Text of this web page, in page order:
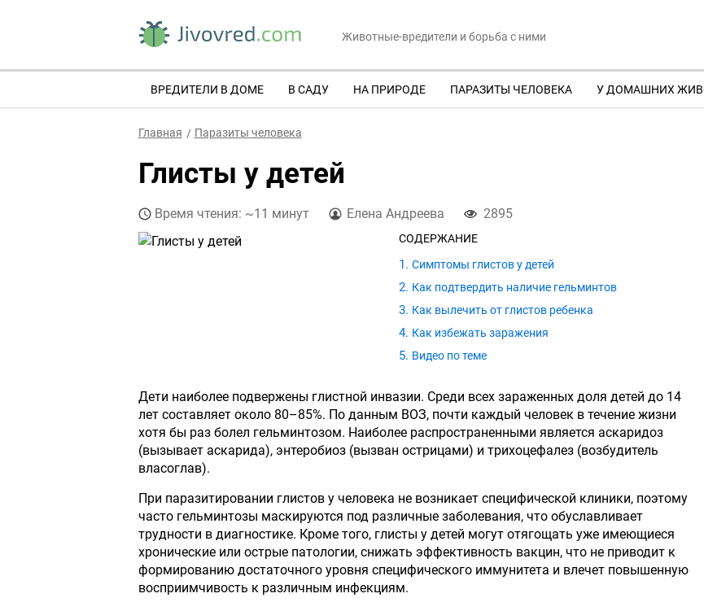
Животные-вредители и борьба с ними
ВРЕДИТЕЛИ В ДОМЕ В САДУ НА ПРИРОДЕ ПАРАЗИТЫ ЧЕЛОВЕКА У ДОМАШНИХ
Главная Паразиты человека
Глисты у детей
Время чтения: ~11 минут Елена Андреева 2895
СОДЕРЖАНИЕ
Симптомы глистов у детей
Как подтвердить наличие гельминтов
Как вылечить от глистов ребенка
Как избежать заражения
Видео по теме
Дети наиболее подвержены глистной инвазии. Среди всех зараженных доля детей до 14
лет составляет около 80–85%. По данным ВОЗ, почти каждый человек в течение жизни
хотя бы раз болел гельминтозом. Наиболее распространенными является аскаридоз
(вызывает аскарида), энтеробиоз (вызван острицами) и трихоцефалез (возбудитель
власоглав).
При паразитировании глистов у человека не возникает специфической клиники, поэтому
часто гельминтозы маскируются под различные заболевания, что обуславливает
трудности в диагностике. Кроме того, глисты у детей могут отягощать уже имеющиеся
хронические или острые патологии, снижать эффективность вакцин, что не приводит к
формированию достаточного уровня специфического иммунитета и влечет повышенную
восприимчивость к различным инфекциям.